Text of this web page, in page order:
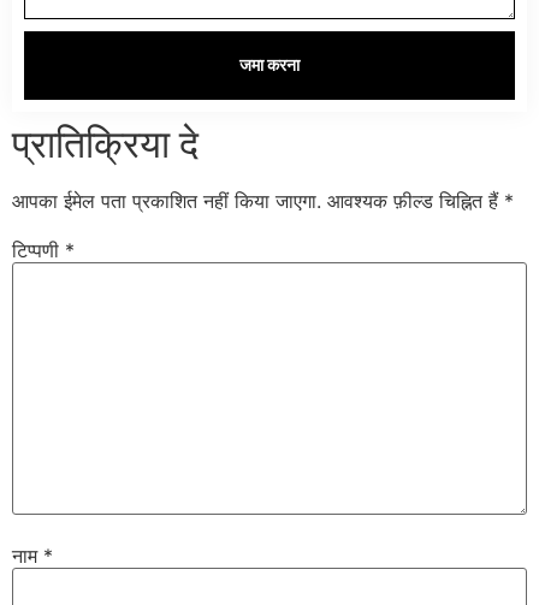
जमा करना
प्रातिक्रिया दे
आपका ईमेल पता प्रकाशित नहीं किया जाएगा. आवश्यक फ़ील्ड चिह्नित हैं *
टिप्पणी *
नाम *